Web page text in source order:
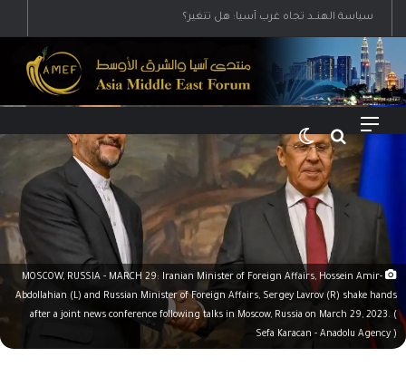
القائمة بحث عن
MOSCOW, RUSSIA - MARCH 29: Iranian Minister of Foreign Affairs, Hossein Amir-
Abdollahian (L) and Russian Minister of Foreign Affairs, Sergey Lavrov (R) shake hands
after a joint news conference following talks in Moscow, Russia on March 29, 2023. (
Sefa Karacan - Anadolu Agency )